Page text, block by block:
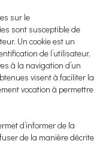
sur le
sont susceptible de
Un cookie est un
de l’utilisateur,
à la navigation d’un
visent à faciliter la
vocation à permettre
d’informer de la
de la manière décrite